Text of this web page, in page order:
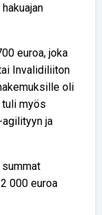
euroa, joka
Invalidiliiton
oli
myös
ja
000 euroa